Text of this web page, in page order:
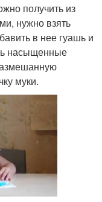
получить из
нужно взять
в нее гуашь и
насыщенные
муки.